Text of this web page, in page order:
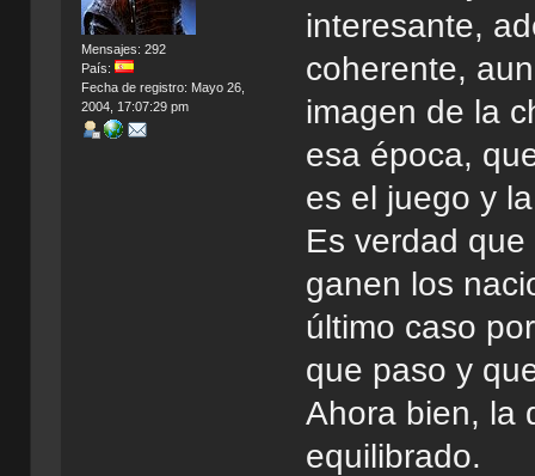
Mensajes: 292
País:
Fecha de registro: Mayo 26,
2004, 17:07:29 pm
interesante,
coherente,
imagen de la
esa época,
es el juego y
Es verdad
ganen los
último caso
que paso y
Ahora bien, la
equilibrado.